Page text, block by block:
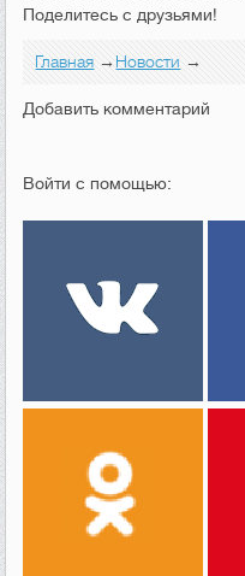
Поделитесь с друзьями!
Главная →Новости →
Добавить комментарий
Войти с помощью: